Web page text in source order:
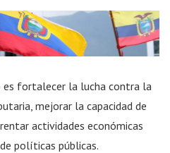
fortalecer la lucha contra la
mejorar la capacidad de
actividades económicas
políticas públicas.